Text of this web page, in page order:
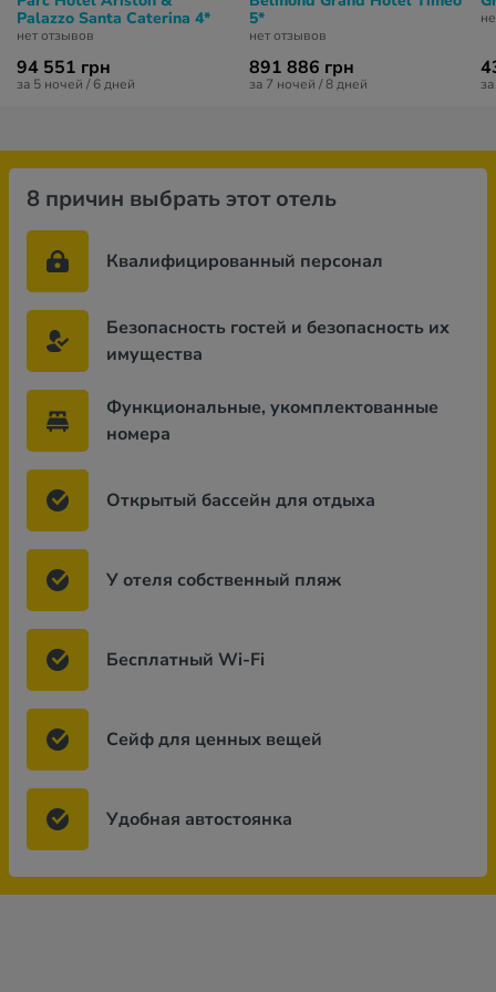
Palazzo Santa Caterina 4*
нет отзывов
94 551 грн
за 5 ночей / 6 дней
5*
нет отзывов
891 886 грн
за 7 ночей / 8 дней
8 причин выбрать этот отель
Квалифицированный персонал
Безопасность гостей и безопасность их
имущества
Функциональные, укомплектованные
номера
Открытый бассейн для отдыха
У отеля собственный пляж
Бесплатный Wi-Fi
Сейф для ценных вещей
Удобная автостоянка